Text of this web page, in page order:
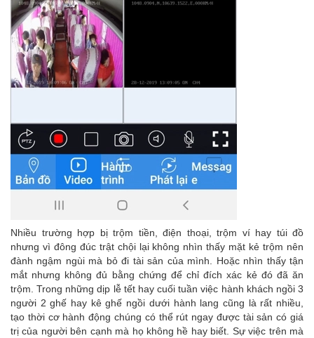
Nhiều trường hợp bị trộm tiền, điện thoại, trộm ví hay túi đồ
nhưng vì đông đúc trật chội lại không nhìn thấy mặt kẻ trộm nên
đành ngậm ngùi mà bỏ đi tài sản của mình. Hoặc nhìn thấy tận
mắt nhưng không đủ bằng chứng để chỉ đích xác kẻ đó đã ăn
trộm. Trong những dịp lễ tết hay cuối tuần việc hành khách ngồi 3
người 2 ghế hay kê ghế ngồi dưới hành lang cũng là rất nhiều,
tạo thời cơ hành động chúng có thể rút ngay được tài sản có giá
trị của người bên cạnh mà họ không hề hay biết. Sự việc trên mà